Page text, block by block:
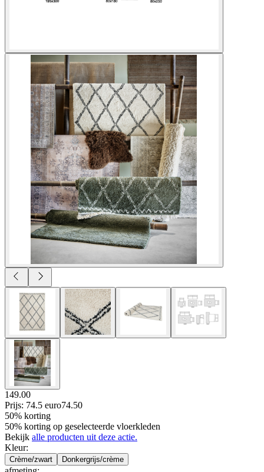
149.00
Prijs: 74.5 euro74.50
50% korting
50% korting op geselecteerde vloerkleden
Bekijk alle producten uit deze actie.
Kleur:
Crème/zwart Donkergrijs/crème